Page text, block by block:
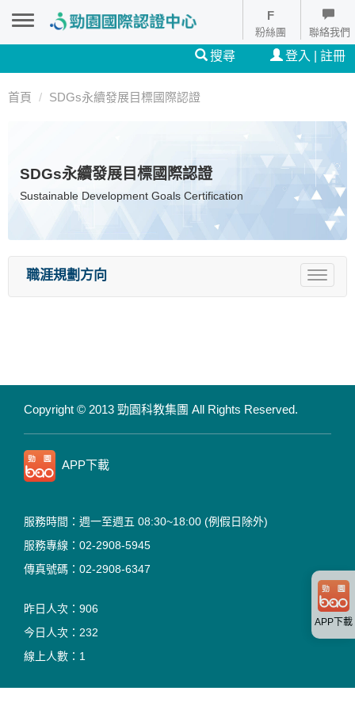
粉絲團 聯絡我們
搜尋 登入 | 註冊
首頁 SDGs永續發展目標國際認證
SDGs永續發展目標國際認證
Sustainable Development Goals Certification
Toggle
職涯規劃方向
Copyright © 2013 勁園科教集團 All Rights Reserved.
APP下載
服務時間：週一至週五 08:30~18:00 (例假日除外)
服務專線：02-2908-5945
傳真號碼：02-2908-6347
昨日人次： 906
今日人次： 232
線上人數： 1
APP下載